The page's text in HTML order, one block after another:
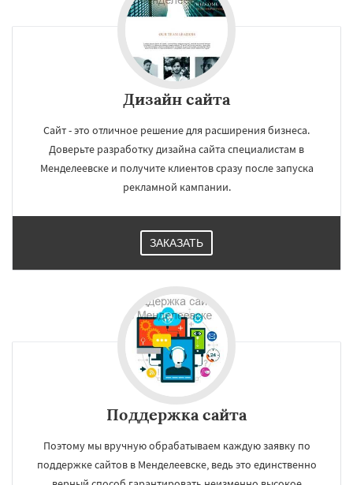
Дизайн сайта
Сайт - это отличное решение для расширения бизнеса.
Доверьте разработку дизайна сайта специалистам в
Менделеевске и получите клиентов сразу после запуска
рекламной кампании.
ЗАКАЗАТЬ
Поддержка сайта
Поэтому мы вручную обрабатываем каждую заявку по
поддержке сайтов в Менделеевске, ведь это единственно